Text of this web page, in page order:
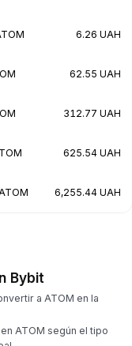
6.26 UAH
62.55 UAH
312.77 UAH
625.54 UAH
6,255.44 UAH
Bybit
a ATOM en la
ATOM según el tipo